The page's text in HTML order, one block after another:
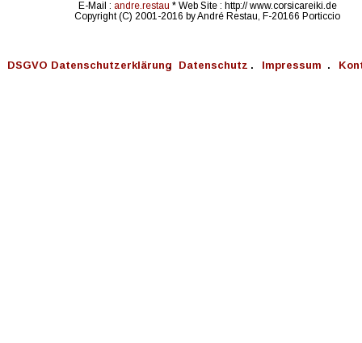
E-Mail : andre.restau * Web Site : http:// www.corsicareiki.de
Copyright (C) 2001-2016 by André Restau, F-20166 Porticcio
DSGVO Datenschutzerklärung . Datenschutz . Impressum .